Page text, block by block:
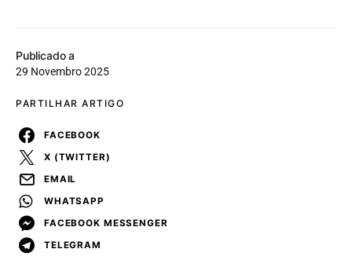
Publicado a
29 Novembro 2025
PARTILHAR ARTIGO
FACEBOOK
X (TWITTER)
EMAIL
WHATSAPP
FACEBOOK MESSENGER
TELEGRAM